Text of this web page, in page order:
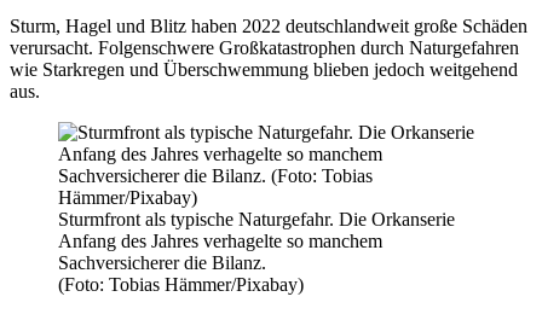
Sturm, Hagel und Blitz haben 2022 deutschlandweit große Schäden
verursacht. Folgenschwere Großkatastrophen durch Naturgefahren
wie Starkregen und Überschwemmung blieben jedoch weitgehend
aus.
Sturmfront als typische Naturgefahr. Die Orkanserie
Anfang des Jahres verhagelte so manchem
Sachversicherer die Bilanz.
(Foto: Tobias Hämmer/Pixabay)